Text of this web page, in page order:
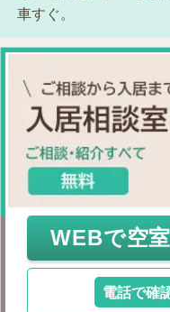
車すぐ。
WEBで空
電話で確